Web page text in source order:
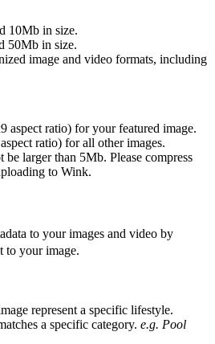
10Mb in size.
50Mb in size.
image and video formats, including
aspect ratio) for your featured image.
ratio) for all other images.
be larger than 5Mb. Please compress
to Wink.
to your images and video by
your image.
represent a specific lifestyle.
a specific category. e.g. Pool